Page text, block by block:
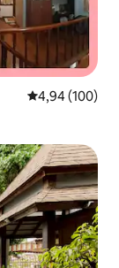
Gemiddelde
4,94 (100)